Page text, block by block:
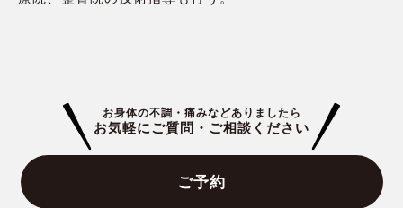
お身体の不調・痛みなどありましたら
お気軽にご質問・ご相談ください
ご予約